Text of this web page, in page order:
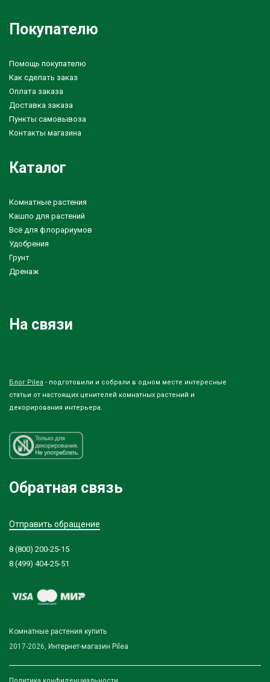
Покупателю
Помощь покупателю
Как сделать заказ
Оплата заказа
Доставка заказа
Пункты самовывоза
Контакты магазина
Каталог
Комнатные растения
Кашпо для растений
Всё для флорариумов
Удобрения
Грунт
Дренаж
На связи
Блог Pilea - подготовили и собрали в одном месте интересные
статьи от настоящих ценителей комнатных растений и
декорирования интерьера.
Обратная связь
Отправить обращение
8 (800) 200-25-15
8 (499) 404-25-51
Комнатные растения купить
2017-2026, Интернет-магазин Pilea